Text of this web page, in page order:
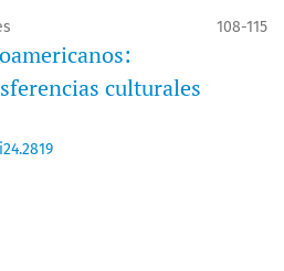
108-115
culturales